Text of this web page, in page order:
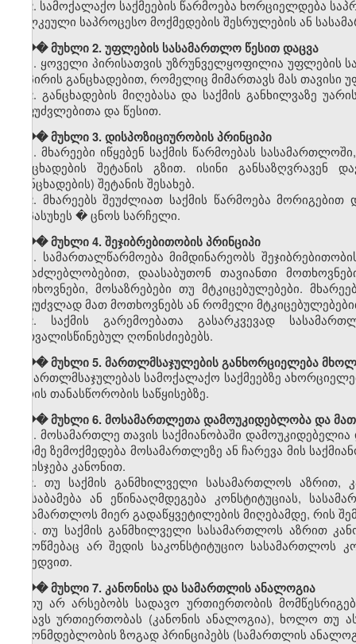
2. სამოქალაქო საქმეების წარმოება ხორციელდება
ცალკეული საპროცესო მოქმედების შესრულების ან
��� მუხლი 2. უფლების სასამართლო წესით დაცვა
1. ყოველი პირისათვის უზრუნველყოფილია უფლების
იმ პირის განცხადებით, რომელიც მიმართავს მას
2. განცხადების მიღებასა და საქმის განხილვაზე
საფუძვლებითა და წესით.
��� მუხლი 3. დისპოზიციურობის პრინციპი
1. მხარეები იწყებენ საქმის წარმოებას
განცხადების შეტანის გზით. ისინი
(განცხადების) შეტანის შესახებ.
2. მხარეებს შეუძლიათ საქმის წარმოება
მოპასუხეს � ცნოს სარჩელი.
��� მუხლი 4. შეჯიბრებითობის პრინციპი
1. სამართალწარმოება მიმდინარეობს
შესაძლებლობებით, დაასაბუთონ თავიანთი
მოთხოვნები, მოსაზრებები თუ მტკიცებულებები.
საფუძვლად მათ მოთხოვნებს ან რომელი
2. საქმის გარემოებათა გასარკვევად
გათვალისწინებულ ღონისძიებებს.
��� მუხლი 5. მართლმსაჯულების განხორციელება
მართლმსაჯულებას სამოქალაქო საქმეებზე
პირის თანასწორობის საწყისებზე.
��� მუხლი 6. მოსამართლეთა დამოუკიდებლობა და
1. მოსამართლე თავის საქმიანობაში
რაიმე ზემოქმედება მოსამართლეზე ან ჩარევა მის
და ისჯება კანონით.
2. თუ საქმის განმხილველი სასამართლოს აზრით,
შეესაბამება ან ეწინააღმდეგება კონსტიტუციას,
სასამართლოს მიერ გადაწყვეტილების მიღებამდე, რის
3. თუ საქმის განმხილველი სასამართლოს აზრით
შემოწმებაც არ შედის საკონსტიტუციო სასამართლოს
მიხედვით.
��� მუხლი 7. კანონისა და სამართლის ანალოგია
თუ არ არსებობს სადავო ურთიერთობის
მსგავს ურთიერთობას (კანონის ანალოგია), ხოლო თუ
კანონმდებლობის ზოგად პრინციპებს (სამართლის